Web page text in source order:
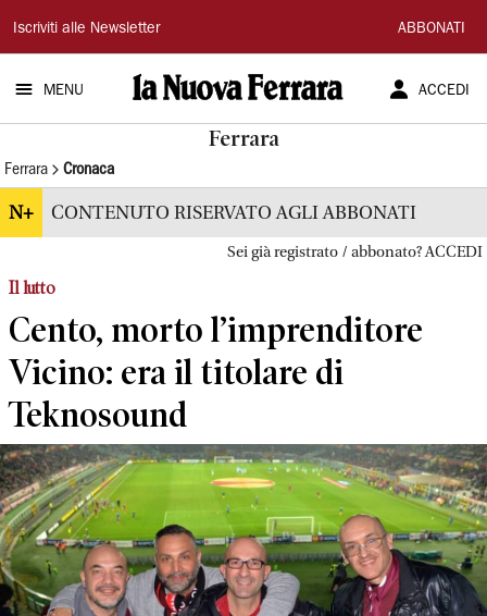
La
Nuova
Ferrara
Iscriviti alle Newsletter ABBONATI
MENU ACCEDI
Ferrara
Ferrara Cronaca
N+ CONTENUTO RISERVATO AGLI ABBONATI
Sei già registrato / abbonato? ACCEDI
Il lutto
Cento, morto l’imprenditore
Vicino: era il titolare di
Teknosound